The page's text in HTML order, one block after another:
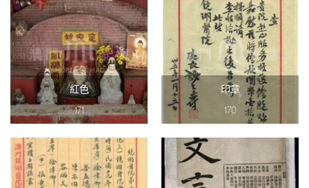
紅色
171
印章
170